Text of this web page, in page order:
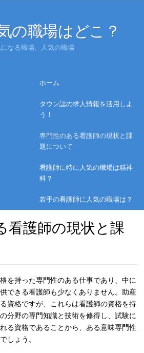
の職場はどこ？
なる職場、人気の職場
Skip to content
ホーム
タウン誌の求人情報を活用しよ
う！
専門性のある看護師の現状と課
題について
看護師に特に人気の職場は精神
科？
若手の看護師に人気の職場は？
看護師の現状と課
を持った専門性のある仕事であり、中に
できる看護師も少なくありません。助産
資格ですが、これらは看護師の資格を持
分野の専門知識と技術を修得し、試験に
る資格であることから、ある意味専門性
しょう。